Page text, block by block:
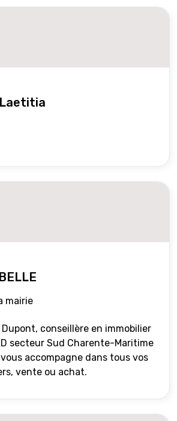
de partenaires financiers
et Iad Deutschland Inter agence
mairie
conseillère en immobilier
secteur Sud Charente-Maritime
accompagne dans tous vos
vente ou achat.